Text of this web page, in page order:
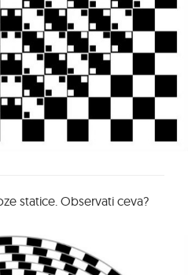
statice. Observati ceva?